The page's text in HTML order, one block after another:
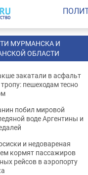
МУРМАНСКА И
ОБЛАСТИ
закатали в асфальт
пешеходам тесно
побил мировой
воде Аргентины и
и недовареная
кормят пассажиров
рейсов в аэропорту